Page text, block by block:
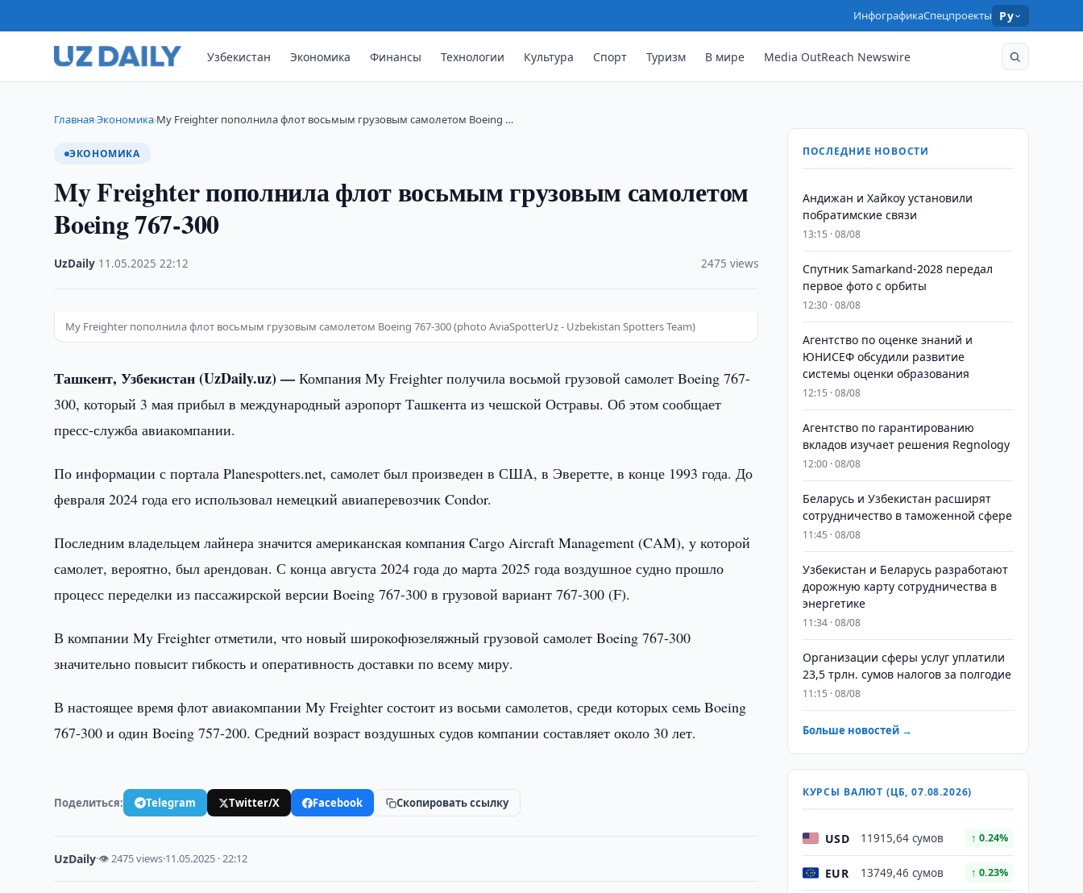
ИнфографикаСпецпроекты Ру
Узбекистан Экономика Финансы Технологии Культура Спорт Туризм В мире Media OutReach Newswire
Главная›Экономика›My Freighter пополнила флот восьмым грузовым самолетом Boeing …
ЭКОНОМИКА
My Freighter пополнила флот восьмым грузовым самолетом
Boeing 767-300
UzDaily 11.05.2025 ·22:12 2475 views
My Freighter пополнила флот восьмым грузовым самолетом Boeing 767-300 (photo AviaSpotterUz - Uzbekistan Spotters Team)
Ташкент, Узбекистан (UzDaily.uz) —Компания My Freighter получила восьмой грузовой самолет Boeing 767-
300, который 3 мая прибыл в международный аэропорт Ташкента из чешской Остравы. Об этом сообщает
пресс-служба авиакомпании.
По информации с портала Planespotters.net, самолет был произведен в США, в Эверетте, в конце 1993 года. До
февраля 2024 года его использовал немецкий авиаперевозчик Condor.
Последним владельцем лайнера значится американская компания Cargo Aircraft Management (CAM), у которой
самолет, вероятно, был арендован. С конца августа 2024 года до марта 2025 года воздушное судно прошло
процесс переделки из пассажирской версии Boeing 767-300 в грузовой вариант 767-300 (F).
В компании My Freighter отметили, что новый широкофюзеляжный грузовой самолет Boeing 767-300
значительно повысит гибкость и оперативность доставки по всему миру.
В настоящее время флот авиакомпании My Freighter состоит из восьми самолетов, среди которых семь Boeing
767-300 и один Boeing 757-200. Средний возраст воздушных судов компании составляет около 30 лет.
Поделиться: Telegram Twitter/X Facebook Скопировать ссылку
UzDaily·👁 2475 views·11.05.2025 · 22:12
ПОСЛЕДНИЕ НОВОСТИ
Андижан и Хайкоу установили
побратимские связи
13:15 · 08/08
Спутник Samarkand-2028 передал
первое фото с орбиты
12:30 · 08/08
Агентство по оценке знаний и
ЮНИСЕФ обсудили развитие
системы оценки образования
12:15 · 08/08
Агентство по гарантированию
вкладов изучает решения Regnology
12:00 · 08/08
Беларусь и Узбекистан расширят
сотрудничество в таможенной сфере
11:45 · 08/08
Узбекистан и Беларусь разработают
дорожную карту сотрудничества в
энергетике
11:34 · 08/08
Организации сферы услуг уплатили
23,5 трлн. сумов налогов за полгодие
11:15 · 08/08
Больше новостей →
КУРСЫ ВАЛЮТ (ЦБ, 07.08.2026)
USD 11915,64 сумов ↑ 0.24%
EUR 13749,46 сумов ↑ 0.23%